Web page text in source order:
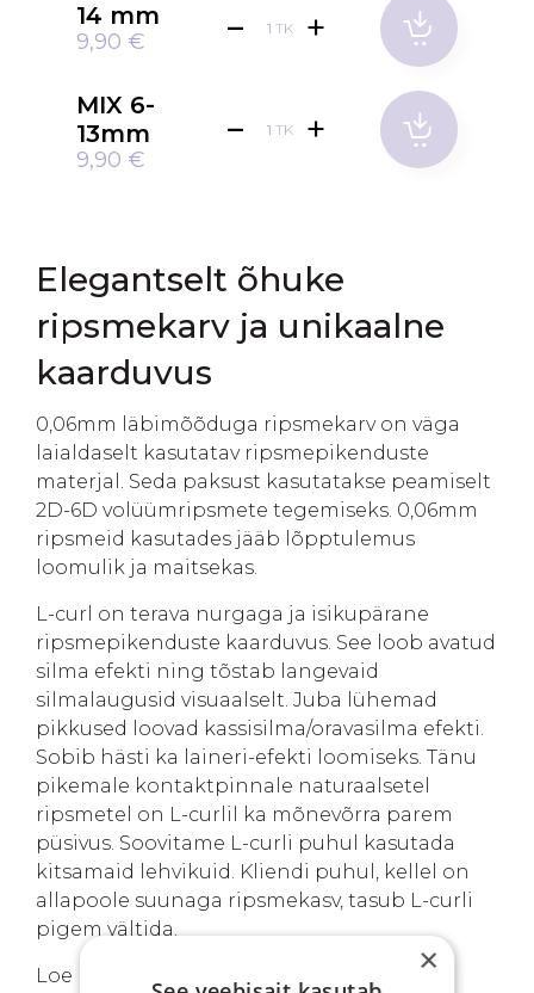
14 mm
9,90 €
TK
MIX 6-
13mm
9,90 €
TK
Elegantselt õhuke
ripsmekarv ja unikaalne
kaarduvus
0,06mm läbimõõduga ripsmekarv on väga
laialdaselt kasutatav ripsmepikenduste
materjal. Seda paksust kasutatakse peamiselt
2D-6D volüümripsmete tegemiseks. 0,06mm
ripsmeid kasutades jääb lõpptulemus
loomulik ja maitsekas.
L-curl on terava nurgaga ja isikupärane
ripsmepikenduste kaarduvus. See loob avatud
silma efekti ning tõstab langevaid
silmalaugusid visuaalselt. Juba lühemad
pikkused loovad kassisilma/oravasilma efekti.
Sobib hästi ka laineri-efekti loomiseks. Tänu
pikemale kontaktpinnale naturaalsetel
ripsmetel on L-curlil ka mõnevõrra parem
püsivus. Soovitame L-curli puhul kasutada
kitsamaid lehvikuid. Kliendi puhul, kellel on
allapoole suunaga ripsmekasv, tasub L-curli
pigem vältida.
Loe lähemalt volüümripsmepikenduste×